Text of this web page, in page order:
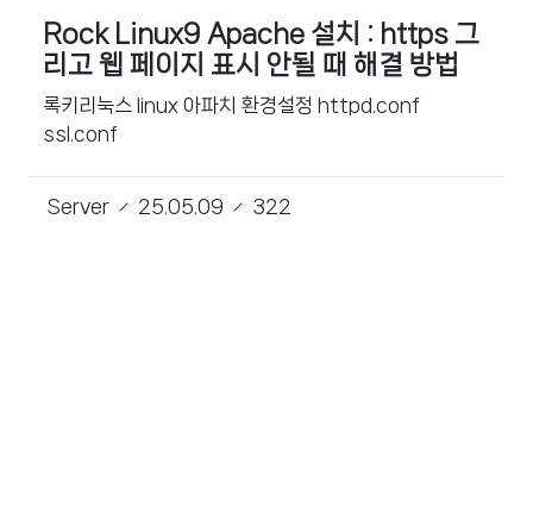
Rock Linux9 Apache 설치 : https 그
리고 웹 페이지 표시 안될 때 해결 방법
록키리눅스 linux 아파치 환경설정 httpd.conf
ssl.conf
Server 25.05.09 322